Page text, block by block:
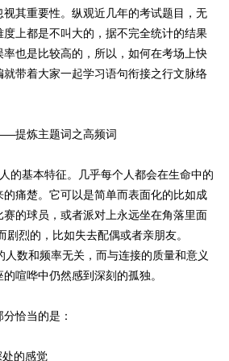
其重要性。纵观近几年的考试题目，无
上都是不叫大的，据不完全统计的结果
也是比较高的，所以，如何在考场上快
带着大家一起学习语句衔接之行文脉络
炼主题词之高频词
基本特征。几乎每个人都会在生命中的
痛楚。它可以是简单而表面化的比如成
的球员，或者派对上永远坐在角落里面
剧烈的，比如失去配偶或者亲朋友。
人数和频率无关，而与连接的质量和意义
喧哗中仍然感到深刻的孤独。
恰当的是：
的感觉